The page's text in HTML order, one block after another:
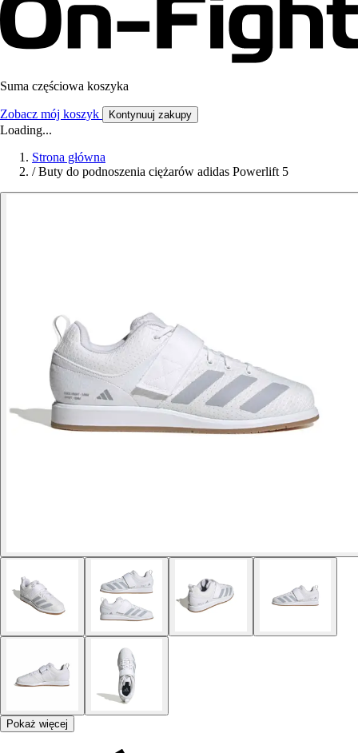
Suma częściowa koszyka
Zobacz mój koszyk Kontynuuj zakupy
Loading...
Strona główna
/ Buty do podnoszenia ciężarów adidas Powerlift 5
Pokaż więcej